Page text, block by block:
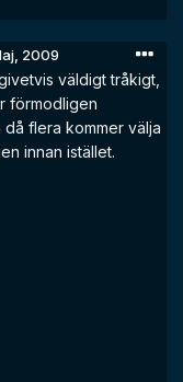
2009
väldigt tråkigt,
förmodligen
då flera kommer välja
innan istället.